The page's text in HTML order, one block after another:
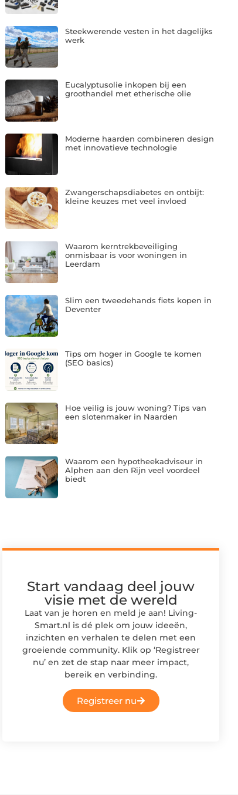
Steekwerende vesten in het dagelijks
werk
Eucalyptusolie inkopen bij een
groothandel met etherische olie
Moderne haarden combineren design
met innovatieve technologie
Zwangerschapsdiabetes en ontbijt:
kleine keuzes met veel invloed
Waarom kerntrekbeveiliging
onmisbaar is voor woningen in
Leerdam
Slim een tweedehands fiets kopen in
Deventer
Tips om hoger in Google te komen
(SEO basics)
Hoe veilig is jouw woning? Tips van
een slotenmaker in Naarden
Waarom een hypotheekadviseur in
Alphen aan den Rijn veel voordeel
biedt
Start vandaag deel jouw
visie met de wereld
Laat van je horen en meld je aan! Living-
Smart.nl is dé plek om jouw ideeën,
inzichten en verhalen te delen met een
groeiende community. Klik op ‘Registreer
nu’ en zet de stap naar meer impact,
bereik en verbinding.
Registreer nu